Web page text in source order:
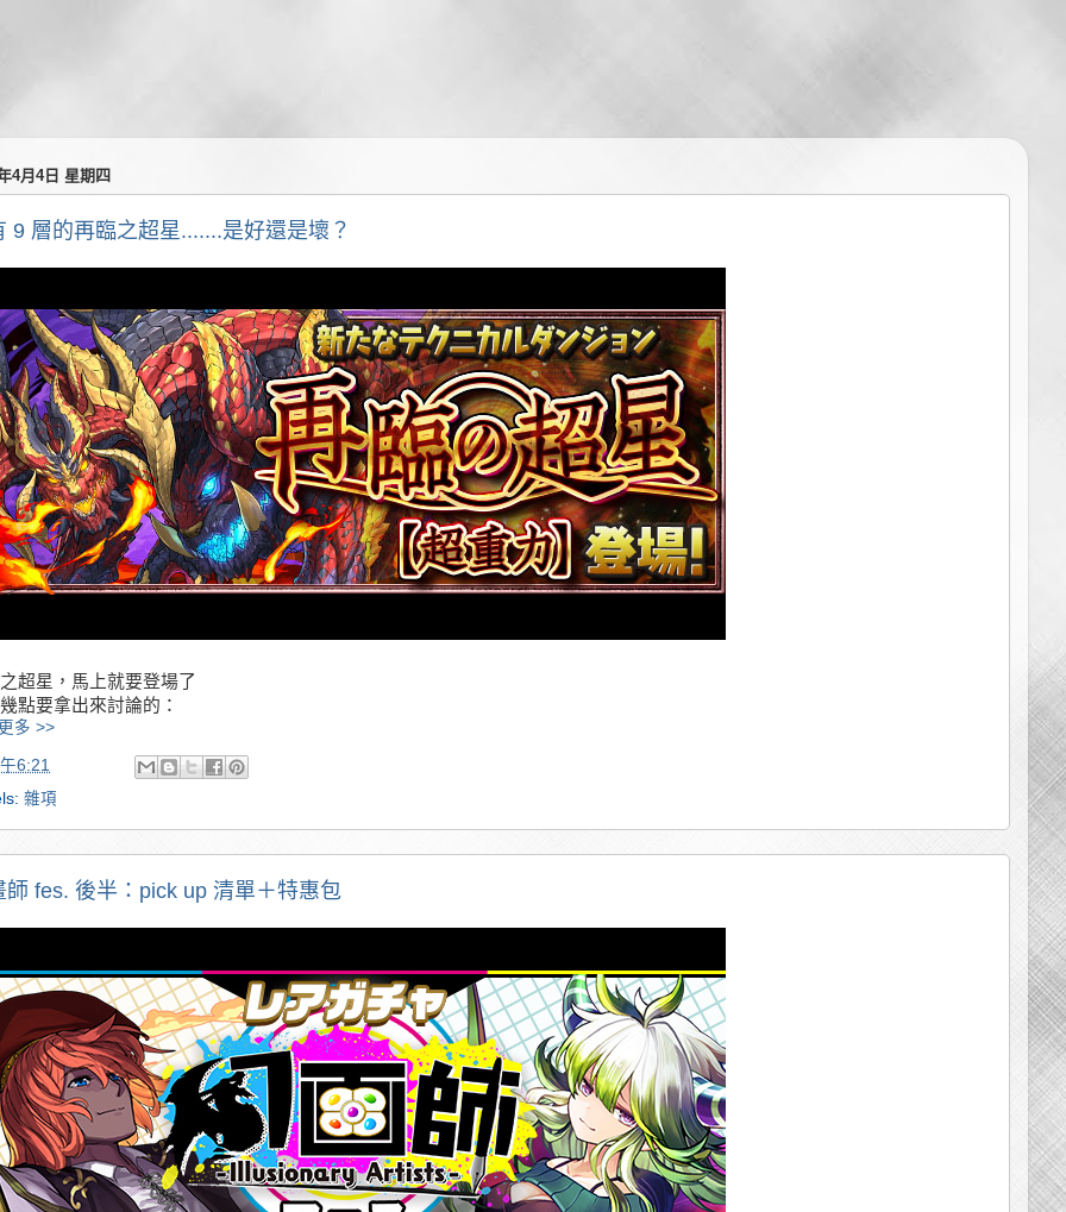
4月4日 星期四
9 層的再臨之超星.......是好還是壞？
超星，馬上就要登場了
點要拿出來討論的：
多 >>
6:21
雜項
師 fes. 後半：pick up 清單＋特惠包